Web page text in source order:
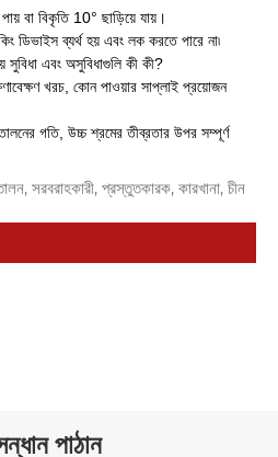
বা বিকৃতি 10° ছাড়িয়ে যায়।
ডিভাইস ব্যর্থ হয় এবং লক করতে পারে না৷
এবং অসুবিধাগুলি কী কী?
খরচ, কোন পাওয়ার সাপ্লাই প্রয়োজন
গতি, উচ্চ শ্রমের তীব্রতার উপর সম্পূর্ণ
সরবরাহকারী, প্রস্তুতকারক, কারখানা, চীন
পাঠান